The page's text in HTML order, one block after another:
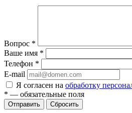
Вопрос *
Ваше имя *
Телефон *
E-mail
Я согласен на обработку
* — обязательные поля
Отправить Сбросить